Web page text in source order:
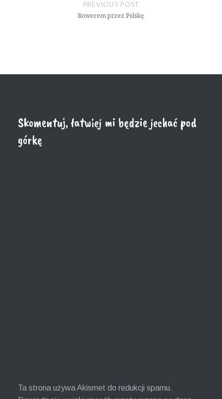
PREVIOUS POST
Rowerem przez Polskę
Skomentuj, łatwiej mi będzie jechać pod
górkę
Ta strona używa Akismet do redukcji spamu.